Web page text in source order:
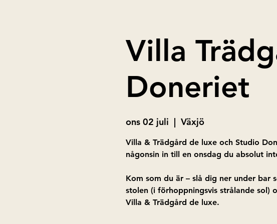
Villa
Doneriet
ons 02 juli
  |
Växjö
Villa & Trädgård de luxe och Studio
någonsin in till en onsdag du absolut
Kom som du är – slå dig ner under bar
stolen (i förhoppningsvis strålande sol)
Villa & Trädgård de luxe.